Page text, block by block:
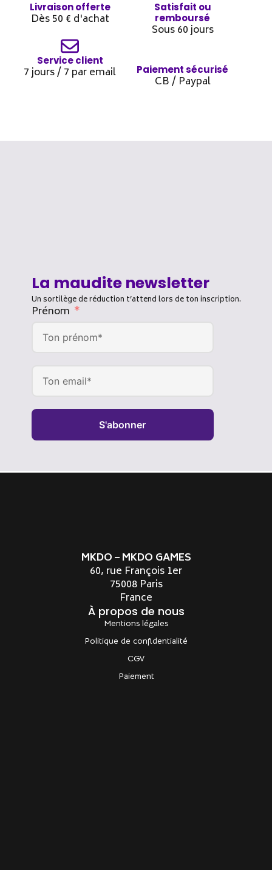
Livraison offerte
Dès 50 € d'achat
Satisfait ou
remboursé
Sous 60 jours
Service client
7 jours / 7 par email Paiement sécurisé
CB / Paypal
La maudite newsletter
Un sortilège de réduction t’attend lors de ton inscription.
Prénom
S'abonner
MKDO – MKDO GAMES
60, rue François 1er
75008 Paris
France
À propos de nous
Mentions légales
Politique de confidentialité
CGV
Paiement